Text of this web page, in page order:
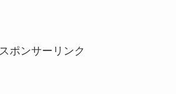
スポンサーリンク